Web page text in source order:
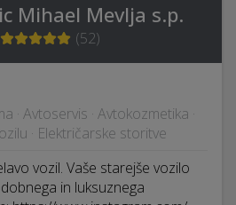
Mihael Mevlja s.p.
(52)
· Avtoservis · Avtokozmetika ·
· Električarske storitve
vozil. Vaše starejše vozilo
in luksuznega